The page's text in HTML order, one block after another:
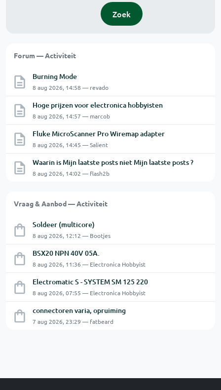
Zoek
Forum — Activiteit
Burning Mode
8 aug 2026, 14:58 — revado
Hoge prijzen voor electronica hobbyisten
8 aug 2026, 14:57 — marcob
Fluke MicroScanner Pro Wiremap adapter
8 aug 2026, 14:45 — Salient
Waarin is Mijn laatste posts niet Mijn laatste posts ?
8 aug 2026, 14:02 — flash2b
Vraag & Aanbod — Activiteit
Soldeer (multicore)
8 aug 2026, 12:12 — Bootjes
BSX20 NPN 40V 05A.
8 aug 2026, 11:36 — Electronica Hobbyist
Electromatic S - SYSTEM SM 125 220
8 aug 2026, 07:55 — Electronica Hobbyist
connectoren varia, opruiming
7 aug 2026, 23:29 — fatbeard